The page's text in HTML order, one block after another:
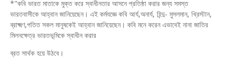
*"কবি ভারত মাতাকে মুক্ত করে স্বাধীনতার আসনে প্রতিষ্ঠা করার জন্য সমস্ত
ভারতবাসীকে আহ্বান জানিয়েছেন। এই কর্মযজ্ঞে কবি আর্য,অনার্য, হিন্দু- মুসলমান, খ্রিস্টান,
ব্রাক্ষ্মণ,পতিত সকল মানুষকেই আহ্বান জানিয়েছেন। কবি মনে করেন এভাবেই নানা জাতির
মিলনক্ষেত্র ভারতভূমিকে স্বাধীন করার
ব্রত সার্থক হয়ে উঠবে।